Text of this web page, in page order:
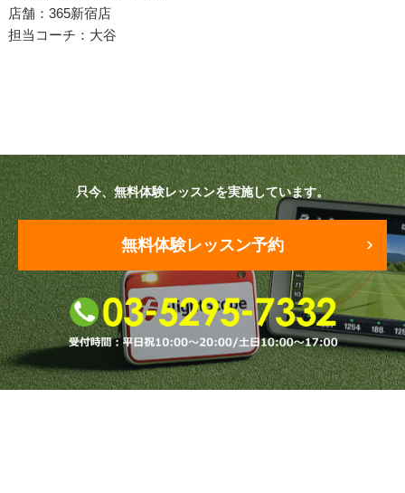
独自のコースティーチング
原田メソッド
エゴスキューメソッド
レッスン内容
ゴルフが楽しみたい（初心者）
短期間での上達（初心者）
シングルを目指したい（中・上級者）
店舗：365新宿店
担当コーチ：大谷
只今、無料体験レッスンを実施しています。
無料体験レッスン予約